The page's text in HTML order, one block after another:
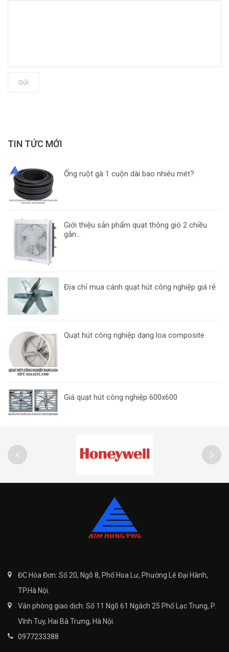
Gửi
TIN TỨC MỚI
Ống ruột gà 1 cuộn dài bao nhiêu mét?
Giới thiệu sản phẩm quạt thông gió 2 chiều
gắn...
Địa chỉ mua cánh quạt hút công nghiệp giá rẻ
Quạt hút công nghiệp dạng loa composite
Giá quạt hút công nghiệp 600x600
ĐC Hóa Đơn: Số 20, Ngõ 8, Phố Hoa Lư, Phường Lê Đại Hành,
TP.Hà Nội.
Văn phòng giao dịch: Số 11 Ngõ 61 Ngách 25 Phố Lạc Trung, P.
Vĩnh Tuy, Hai Bà Trưng, Hà Nội.
0977233388